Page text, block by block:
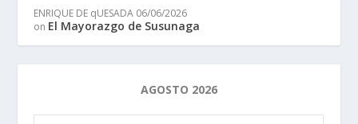
ENRIQUE DE qUESADA 06/06/2026
on El Mayorazgo de Susunaga
AGOSTO 2026